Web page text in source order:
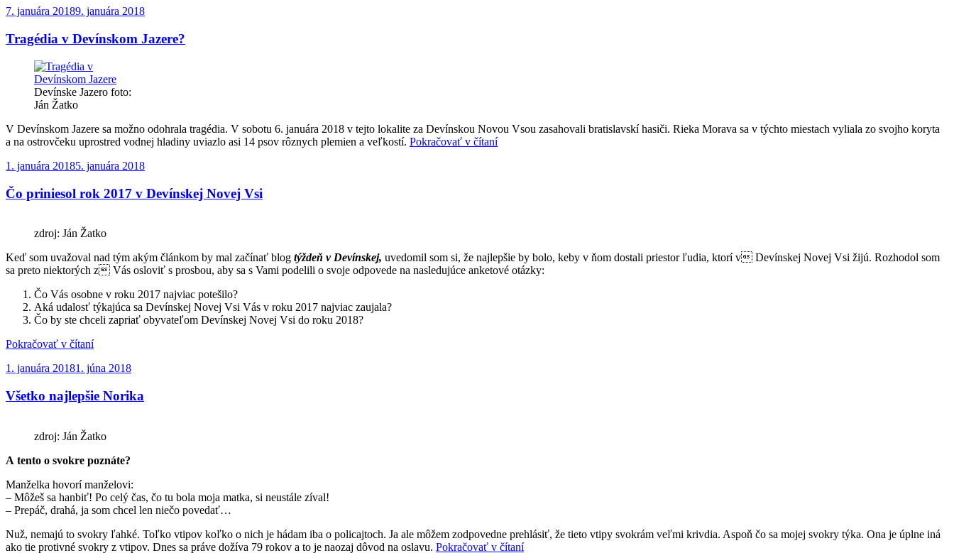
2018
Devínskej
Publikované
7. januára 20189. januára 2018
Tragédia v Devínskom Jazere?
Devínske Jazero foto:
Ján Žatko
V Devínskom Jazere sa možno odohrala tragédia. V sobotu 6. januára 2018 v tejto lokalite za Devínskou Novou Vsou zasahovali bratislavskí hasiči. Rieka Morava sa v týchto miestach vyliala zo svojho koryta
a na ostrovčeku uprostred vodnej hladiny uviazlo asi 14 psov rôznych plemien a veľkostí. Pokračovať v čítaní„Tragédia
Publikované
1. januára 20185. januára 2018
Čo priniesol rok 2017 v Devínskej Novej Vsi
zdroj: Ján Žatko
Keď som uvažoval nad tým akým článkom by mal začínať blog týždeň v Devínskej, uvedomil som si, že najlepšie by bolo, keby v ňom dostali priestor ľudia, ktorí v Devínskej Novej Vsi žijú. Rozhodol som
sa preto niektorých z Vás osloviť s prosbou, aby sa s Vami podelili o svoje odpovede na nasledujúce anketové otázky:
Čo Vás osobne v roku 2017 najviac potešilo?
Aká udalosť týkajúca sa Devínskej Novej Vsi Vás v roku 2017 najviac zaujala?
Čo by ste chceli zapriať obyvateľom Devínskej Novej Vsi do roku 2018?
Pokračovať v čítaní„Čo
rok
v
Vsi“
Publikované
1. januára 20181. júna 2018
Všetko najlepšie Norika
zdroj: Ján Žatko
A tento o svokre poznáte?
Manželka hovorí manželovi:
– Môžeš sa hanbiť! Po celý čas, čo tu bola moja matka, si neustále zíval!
– Prepáč, drahá, ja som chcel len niečo povedať…
Nuž, nemajú to svokry ľahké. Toľko vtipov koľko o nich je hádam iba o policajtoch. Ja ale môžem zodpovedne prehlásiť, že tieto vtipy svokrám veľmi krivdia. Aspoň čo sa mojej svokry týka. Ona je úplne iná
ako tie protivné svokry z vtipov. Dnes sa práve dožíva 79 rokov a to je naozaj dôvod na oslavu. Pokračovať v čítaní„Všetko